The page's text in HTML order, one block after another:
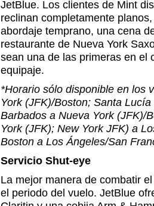
JetBlue. Los clientes de Mint
reclinan completamente
abordaje temprano, una cena
restaurante de Nueva York
sean una de las primeras en el
equipaje.
*Horario sólo disponible en los
York (JFK)/Boston; Santa
Barbados a Nueva York (JFK)/
York (JFK); New York JFK) a
Boston a Los Ángeles/San
Servicio Shut-eye
La mejor manera de combatir
el periodo del vuelo. JetBlue